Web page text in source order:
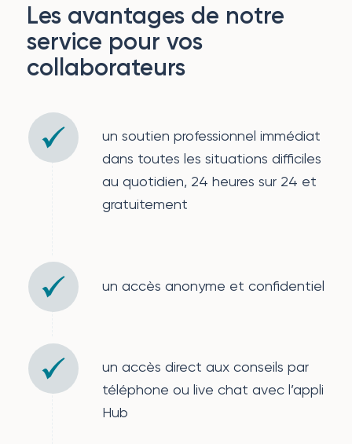
Les avantages de notre
service pour vos
collaborateurs
un soutien professionnel immédiat
dans toutes les situations difficiles
au quotidien, 24 heures sur 24 et
gratuitement
un accès anonyme et confidentiel
un accès direct aux conseils par
téléphone ou live chat avec l’appli
Hub